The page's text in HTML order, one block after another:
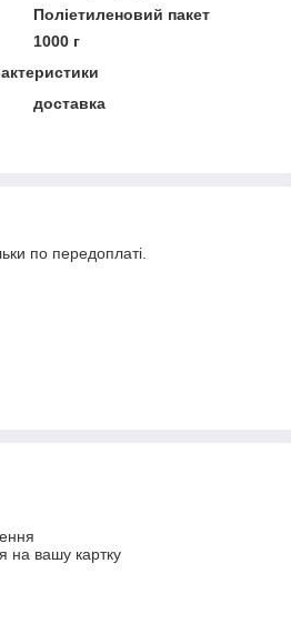
Поліетиленовий пакет
1000 г
доставка
по передоплаті.
на вашу картку